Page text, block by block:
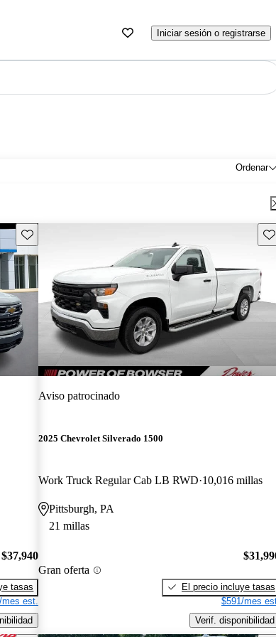
Iniciar sesión o registrarse
Ordenar
Guarda este Aviso
$37,940
tasas
est.
Aviso patrocinado
2025 Chevrolet Silverado 1500
Work Truck Regular Cab LB RWD 10,016 millas
Pittsburgh, PA
21 millas
Gran oferta
El precio incluye tasas
$591/mes
Verif. disponibilidad